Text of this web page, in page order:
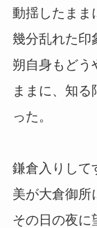
動揺したまま
幾分乱れた印
朔自身もどう
ままに、知
った。
鎌倉入りして
美が大倉御所
その日の夜に